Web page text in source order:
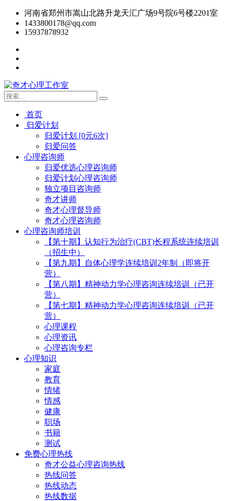
河南省郑州市嵩山北路升龙天汇广场9号院6号楼2201室
1433800178@qq.com
15937878932
首页
归爱计划
归爱计划 [0元6次]
归爱问答
心理咨询师
归爱优选心理咨询师
归爱计划心理咨询师
独立项目咨询师
奇才讲师
奇才心理督导师
奇才心理咨询师
心理咨询师培训
【第十期】认知行为治疗(CBT)长程系统连续培训
（招生中）
【第九期】自体心理学连续培训2年制（即将开
营）
【第八期】精神动力学心理咨询连续培训（已开
营）
【第七期】精神动力学心理咨询连续培训（已开
营）
心理课程
心理资讯
心理咨询专栏
心理知识
家庭
教育
情绪
情感
健康
职场
书籍
测试
免费心理热线
奇才公益心理咨询热线
热线问答
热线动态
热线数据